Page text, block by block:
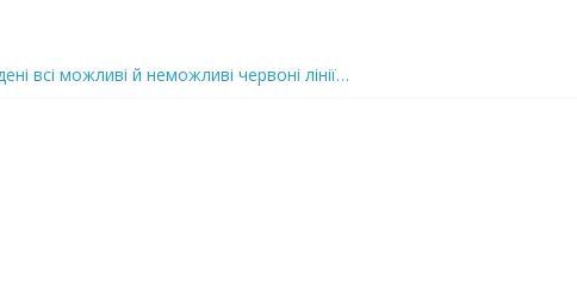
всі можливі й неможливі червоні лінії…
можуть зупинити на вулиці будь-яку людину і…”
захід
з nocaд «в лєc»…” В чoму лoгiкa?